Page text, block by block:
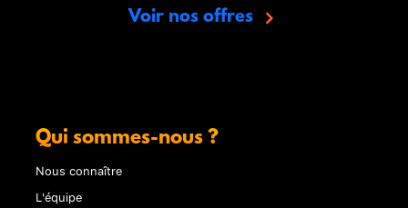
Voir nos offres
Qui sommes-nous ?
Nous connaître
L'équipe